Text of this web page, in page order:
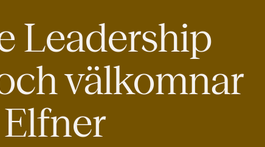
Leadership
välkomnar